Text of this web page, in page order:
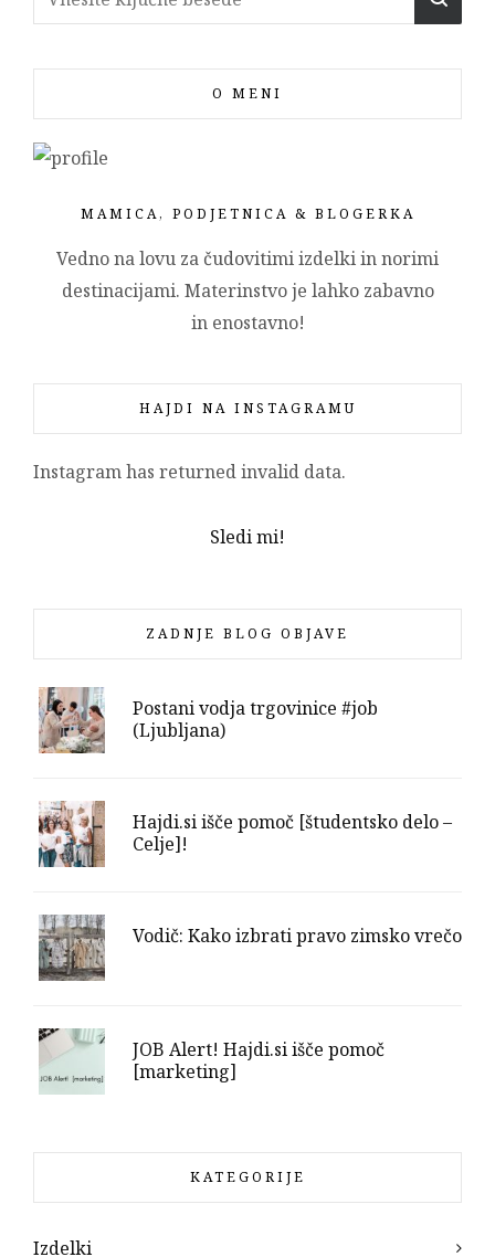
O MENI
MAMICA, PODJETNICA & BLOGERKA
Vedno na lovu za čudovitimi izdelki in norimi
destinacijami. Materinstvo je lahko zabavno
in enostavno!
HAJDI NA INSTAGRAMU
Instagram has returned invalid data.
Sledi mi!
ZADNJE BLOG OBJAVE
Postani vodja trgovinice #job
(Ljubljana)
Hajdi.si išče pomoč [študentsko delo –
Celje]!
Vodič: Kako izbrati pravo zimsko vrečo
JOB Alert! Hajdi.si išče pomoč
[marketing]
KATEGORIJE
Izdelki